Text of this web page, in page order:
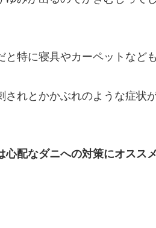
と特に寝具やカーペットなど
されとかかぶれのような症状
心配なダニへの対策にオスス